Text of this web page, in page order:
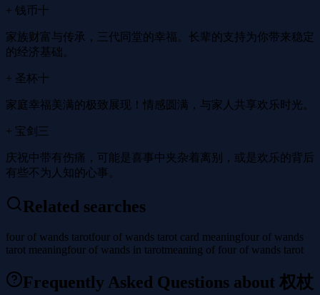
+ 钱币十
家族财富与传承，三代同堂的幸福。长辈的支持为你带来稳定
的经济基础。
+ 圣杯十
家庭幸福美满的极致展现！情感圆满，与家人共享欢乐时光。
+ 宝剑三
庆祝中带有伤痛，可能是喜事中夹杂着离别，或是欢乐的背后
有些不为人知的心事。
Related searches
four of wands tarotfour of wands tarot card meaningfour of wands
tarot meaningfour of wands in tarotmeaning of four of wands tarot
Frequently Asked Questions about 权杖